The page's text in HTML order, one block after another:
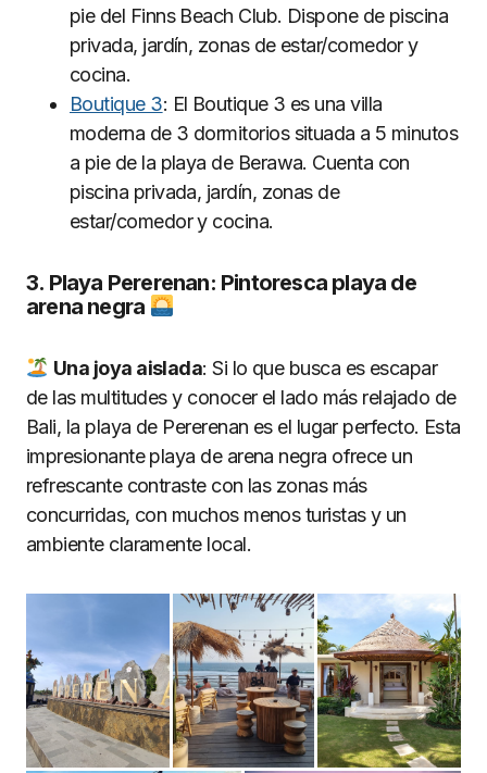
pie del Finns Beach Club. Dispone de piscina
privada, jardín, zonas de estar/comedor y
cocina.
Boutique 3: El Boutique 3 es una villa
moderna de 3 dormitorios situada a 5 minutos
a pie de la playa de Berawa. Cuenta con
piscina privada, jardín, zonas de
estar/comedor y cocina.
3. Playa Pererenan: Pintoresca playa de
arena negra
Una joya aislada: Si lo que busca es escapar
de las multitudes y conocer el lado más relajado de
Bali, la playa de Pererenan es el lugar perfecto. Esta
impresionante playa de arena negra ofrece un
refrescante contraste con las zonas más
concurridas, con muchos menos turistas y un
ambiente claramente local.